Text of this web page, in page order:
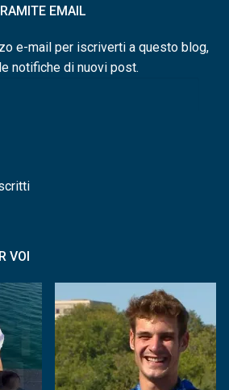
EMAIL
e-mail per iscriverti a questo blog,
notifiche di nuovi post.
VOI